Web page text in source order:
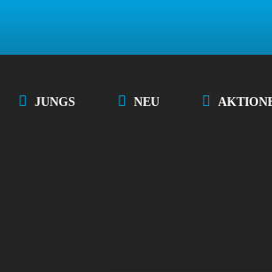
JUNGS NEU